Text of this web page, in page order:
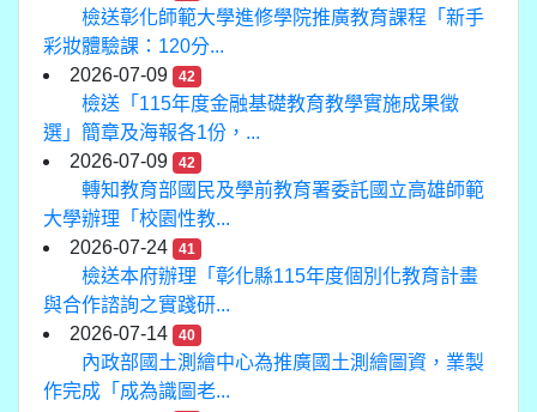
檢送彰化師範大學進修學院推廣教育課程「新手
彩妝體驗課：120分...
2026-07-09
42
檢送「115年度金融基礎教育教學實施成果徵
選」簡章及海報各1份，...
2026-07-09
42
轉知教育部國民及學前教育署委託國立高雄師範
大學辦理「校園性教...
2026-07-24
41
檢送本府辦理「彰化縣115年度個別化教育計畫
與合作諮詢之實踐研...
2026-07-14
40
內政部國土測繪中心為推廣國土測繪圖資，業製
作完成「成為識圖老...